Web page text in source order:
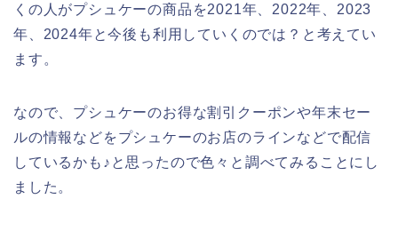
くの人がプシュケーの商品を2021年、2022年、2023
年、2024年と今後も利用していくのでは？と考えてい
ます。
なので、プシュケーのお得な割引クーポンや年末セー
ルの情報などをプシュケーのお店のラインなどで配信
しているかも♪と思ったので色々と調べてみることにし
ました。